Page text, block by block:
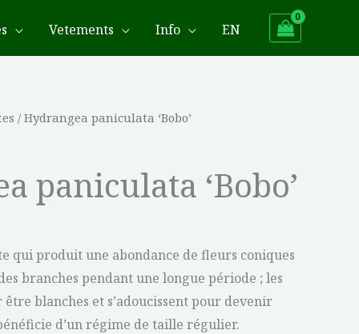
Vetements Info EN
/ Hydrangea paniculata ‘Bobo’
paniculata ‘Bobo’
qui produit une abondance de fleurs coniques
branches pendant une longue période ; les
blanches et s’adoucissent pour devenir
d’un régime de taille régulier.